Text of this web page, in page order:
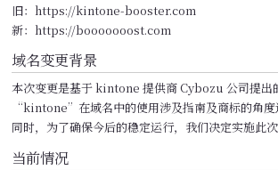
旧：https://kintone-booster.com
新：https://booooooost.com
域名变更背景
本次变更是基于 kintone 提供商 Cybozu 公司提出
“kintone”在域名中的使用涉及指南及商标的角度
同时，为了确保今后的稳定运行，我们决定实施此次
当前情况